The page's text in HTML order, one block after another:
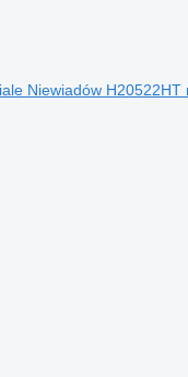
Niewiadów H20522HT